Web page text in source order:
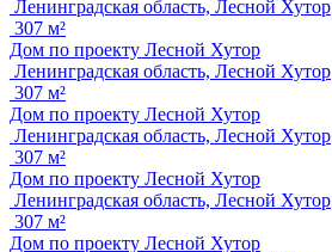
Ленинградская область, Лесной Хутор
307 м²
Дом по проекту Лесной Хутор
Ленинградская область, Лесной Хутор
307 м²
Дом по проекту Лесной Хутор
Ленинградская область, Лесной Хутор
307 м²
Дом по проекту Лесной Хутор
Ленинградская область, Лесной Хутор
307 м²
Дом по проекту Лесной Хутор